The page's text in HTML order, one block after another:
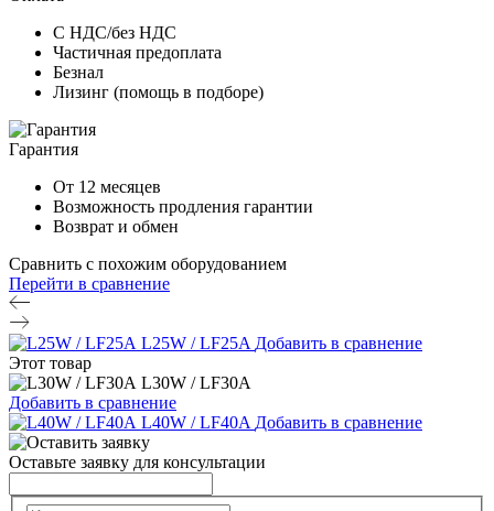
С НДС/без НДС
Частичная предоплата
Безнал
Лизинг (помощь в подборе)
Гарантия
От 12 месяцев
Возможность продления гарантии
Возврат и обмен
Сравнить с похожим оборудованием
Перейти в сравнение
L25W / LF25A Добавить в сравнение
Этот товар
L30W / LF30A
Добавить в сравнение
L40W / LF40A Добавить в сравнение
Оставьте заявку для консультации